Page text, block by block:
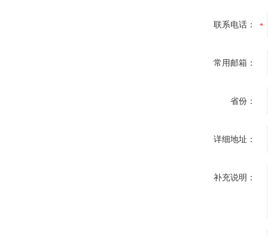
联系电话：
常用邮箱：
省份：
详细地址：
补充说明：